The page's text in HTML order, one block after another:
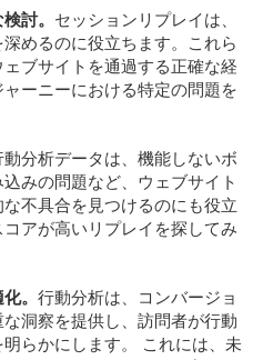
討。 セッションリプレイは、
めるのに役立ちます。これら
ブサイトを通過する正確な経
ーニーにおける特定の問題を
動分析データは、機能しないボ
みの問題など、ウェブサイト
な不具合を見つけるのにも役立
アが高いリプレイを探してみ
。 行動分析は、コンバージョ
洞察を提供し、訪問者が行動
らかにします。 これには、未